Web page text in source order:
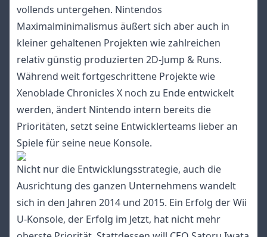
vollends untergehen. Nintendos
Maximalminimalismus äußert sich aber auch in
kleiner gehaltenen Projekten wie zahlreichen
relativ günstig produzierten 2D-Jump & Runs.
Während weit fortgeschrittene Projekte wie
Xenoblade Chronicles X noch zu Ende entwickelt
werden, ändert Nintendo intern bereits die
Prioritäten, setzt seine Entwicklerteams lieber an
Spiele für seine neue Konsole.
Nicht nur die Entwicklungsstrategie, auch die
Ausrichtung des ganzen Unternehmens wandelt
sich in den Jahren 2014 und 2015. Ein Erfolg der Wii
U-Konsole, der Erfolg im Jetzt, hat nicht mehr